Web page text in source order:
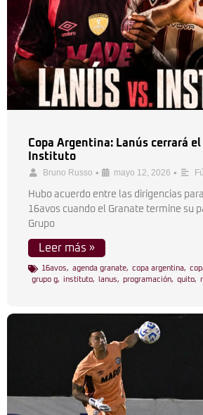
Copa Argentina: Lanús cerrará
Instituto
Bruno Russo • mayo 12, 2026 •
Hubo acuerdo entre las dirigencias
16avos cuando el Granate termine su
Grupo
Leer más »
16avos, agenda granate, copa argentina,
grupo g, instituto, lanus, programación, quito,